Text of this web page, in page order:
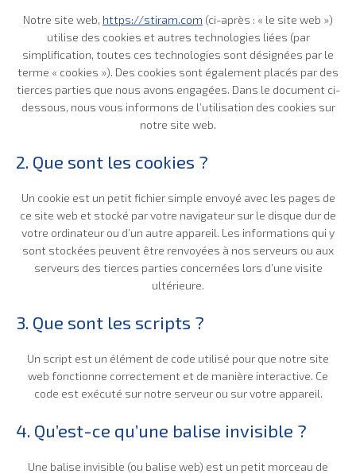
Notre site web, https://stiram.com (ci-après : « le site web »)
utilise des cookies et autres technologies liées (par
simplification, toutes ces technologies sont désignées par le
terme « cookies »). Des cookies sont également placés par des
tierces parties que nous avons engagées. Dans le document ci-
dessous, nous vous informons de l’utilisation des cookies sur
notre site web.
2. Que sont les cookies ?
Un cookie est un petit fichier simple envoyé avec les pages de
ce site web et stocké par votre navigateur sur le disque dur de
votre ordinateur ou d’un autre appareil. Les informations qui y
sont stockées peuvent être renvoyées à nos serveurs ou aux
serveurs des tierces parties concernées lors d’une visite
ultérieure.
3. Que sont les scripts ?
Un script est un élément de code utilisé pour que notre site
web fonctionne correctement et de manière interactive. Ce
code est exécuté sur notre serveur ou sur votre appareil.
4. Qu’est-ce qu’une balise invisible ?
Une balise invisible (ou balise web) est un petit morceau de